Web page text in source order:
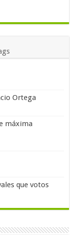
Ortega
máxima
que votos